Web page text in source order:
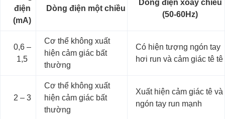
điện
(mA)
Dòng điện một chiều
Dòng điện xoay chiều
(50-60Hz)
0,6 –
1,5
Cơ thể không xuất
hiện cảm giác bất
thường
Có hiện tượng ngón tay
hơi run và cảm giác tê tê
2 – 3
Cơ thể không xuất
hiện cảm giác bất
thường
Xuất hiện cảm giác tê và
ngón tay run mạnh